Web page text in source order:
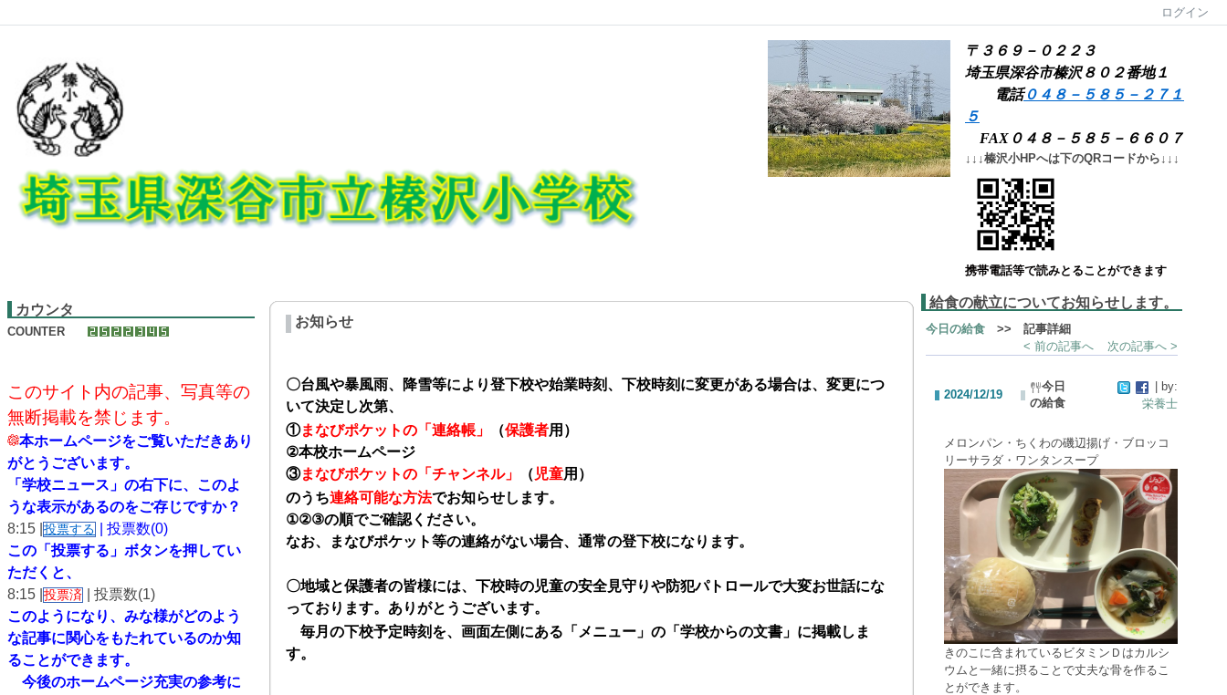
ログイン
〒３６９－０２２３
埼玉県深谷市榛沢８０２番地１
電話０４８－５８５－２７１
５
FAX０４８－５８５－６６０７
↓↓↓榛沢小HPへは下のQRコードから↓↓↓
携帯電話等で読みとることができます
カウンタ
COUNTER
このサイト内の記事、写真等の
無断掲載を禁じます。
本ホームページをご覧いただきあり
がとうございます。
「学校ニュース」の右下に、このよ
うな表示があるのをご存じですか？
8:15 | 投票する
| 投票数(0)
この「投票する」ボタンを押してい
ただくと、
8:15 | 投票済
| 投票数(1)
このようになり、 みな様がどのよう
な記事に関心をもたれているのか知
ることができます。
今後のホームページ充実の参考に
お知らせ
〇台風や暴風雨、 降雪等により登下校や始業時刻、下校時刻に変更がある場合は、変更につ
いて決定し次第、
①まなびポケットの「連絡帳」 （保護者用）
②本校ホームページ
③まなびポケットの「チャンネル」 （ 児童用）
のうち連絡可能な方法でお知らせします。
①②③の順でご確認ください。
なお、まなびポケット等の連絡がない場合、通常の登下校になります。
〇地域と保護者の皆様には、下校時の児童の安全見守りや防犯パトロールで大変お世話にな
っております。ありがとうございます。
毎月の下校予定時刻を、画面左側にある「メニュー」の「学校からの文書」に掲載しま
す。
給食の献立についてお知らせします。
今日の給食 >> 記事詳細
< 前の記事へ
次の記事へ >
2024/12/19
今日
の給食
| by:
栄養士
メロンパン・ちくわの磯辺揚げ・ブロッコ
リーサラダ・ワンタンスープ
きのこに含まれているビタミンＤはカルシ
ウムと一緒に摂ることで丈夫な骨を作るこ
とができます。